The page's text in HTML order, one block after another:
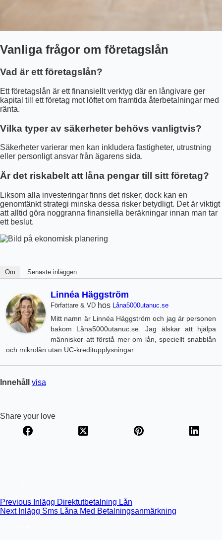
Vanliga frågor om företagslån
Vad är ett företagslån?
Ett företagslån är ett finansiellt verktyg där en långivare ger
kapital till ett företag mot löftet om framtida återbetalningar med
ränta.
Vilka typer av säkerheter behövs vanligtvis?
Säkerheter varierar men kan inkludera fastigheter, utrustning
eller personligt ansvar från ägarens sida.
Är det riskabelt att låna pengar till sitt företag?
Liksom alla investeringar finns det risker; dock kan en
genomtänkt strategi minska dessa risker betydligt. Det är viktigt
att alltid göra noggranna finansiella beräkningar innan man tar
ett beslut.
Om Senaste inläggen
Linnéa Häggström
Författare & VD hos Låna5000utanuc.se
Mitt namn är Linnéa Häggström och jag är personen
bakom Låna5000utanuc.se. Jag älskar att hjälpa
människor att förstå mer om lån, speciellt snabblån
och mikrolån utan UC-kreditupplysningar.
Innehåll visa
Share your love
Previous Inlägg Direktutbetalning Lån
Next Inlägg Sms Låna Med Betalningsanmärkning